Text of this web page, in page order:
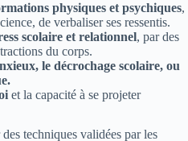
physiques et psychiques,
de verbaliser ses ressentis.
scolaire et relationnel, par des
du corps.
le décrochage scolaire, ou
et la capacité à se projeter
techniques validées par les